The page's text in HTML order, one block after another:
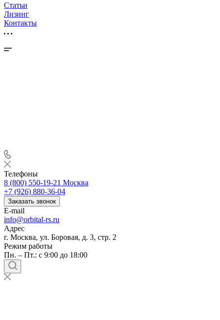
Статьи
Лизинг
Контакты
Телефоны
8 (800) 550-19-21 Москва
+7 (926) 880-36-04
Заказать звонок
E-mail
info@orbital-rs.ru
Адрес
г. Москва, ул. Боровая, д. 3, стр. 2
Режим работы
Пн. – Пт.: с 9:00 до 18:00